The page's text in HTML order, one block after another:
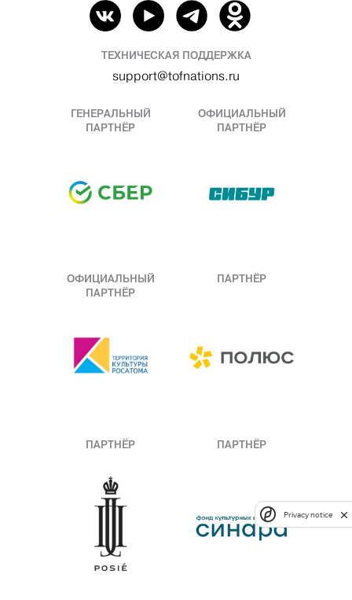
ТЕХНИЧЕСКАЯ ПОДДЕРЖКА
support@tofnations.ru
ГЕНЕРАЛЬНЫЙ
ПАРТНЁР
ОФИЦИАЛЬНЫЙ
ПАРТНЁР
ОФИЦИАЛЬНЫЙ
ПАРТНЁР
ПАРТНЁР
ПАРТНЁР ПАРТНЁР
Privacy notice